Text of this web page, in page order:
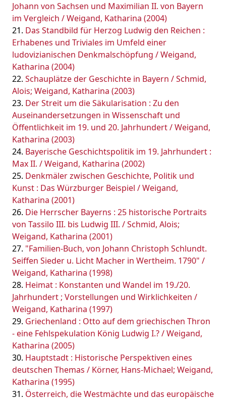
Johann von Sachsen und Maximilian II. von Bayern
im Vergleich / Weigand, Katharina (2004)
Das Standbild für Herzog Ludwig den Reichen :
Erhabenes und Triviales im Umfeld einer
ludovizianischen Denkmalschöpfung / Weigand,
Katharina (2004)
Schauplätze der Geschichte in Bayern / Schmid,
Alois; Weigand, Katharina (2003)
Der Streit um die Säkularisation : Zu den
Auseinandersetzungen in Wissenschaft und
Öffentlichkeit im 19. und 20. Jahrhundert / Weigand,
Katharina (2003)
Bayerische Geschichtspolitik im 19. Jahrhundert :
Max II. / Weigand, Katharina (2002)
Denkmäler zwischen Geschichte, Politik und
Kunst : Das Würzburger Beispiel / Weigand,
Katharina (2001)
Die Herrscher Bayerns : 25 historische Portraits
von Tassilo III. bis Ludwig III. / Schmid, Alois;
Weigand, Katharina (2001)
"Familien-Buch, von Johann Christoph Schlundt.
Seiffen Sieder u. Licht Macher in Wertheim. 1790" /
Weigand, Katharina (1998)
Heimat : Konstanten und Wandel im 19./20.
Jahrhundert ; Vorstellungen und Wirklichkeiten /
Weigand, Katharina (1997)
Griechenland : Otto auf dem griechischen Thron
- eine Fehlspekulation König Ludwig I.? / Weigand,
Katharina (2005)
Hauptstadt : Historische Perspektiven eines
deutschen Themas / Körner, Hans-Michael; Weigand,
Katharina (1995)
Österreich, die Westmächte und das europäische